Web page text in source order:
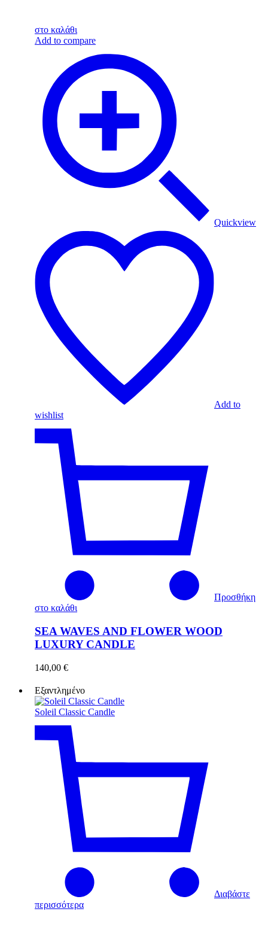
στο καλάθι
Add to compare
Quickview
Add to
wishlist
Προσθήκη
στο καλάθι
SEA WAVES AND FLOWER WOOD
LUXURY CANDLE
140,00 €
Εξαντλημένο
Soleil Classic Candle
Διαβάστε
περισσότερα